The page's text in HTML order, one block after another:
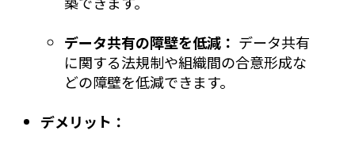
データ共有の障壁を低減： データ共有
に関する法規制や組織間の合意形成な
どの障壁を低減できます。
デメリット：